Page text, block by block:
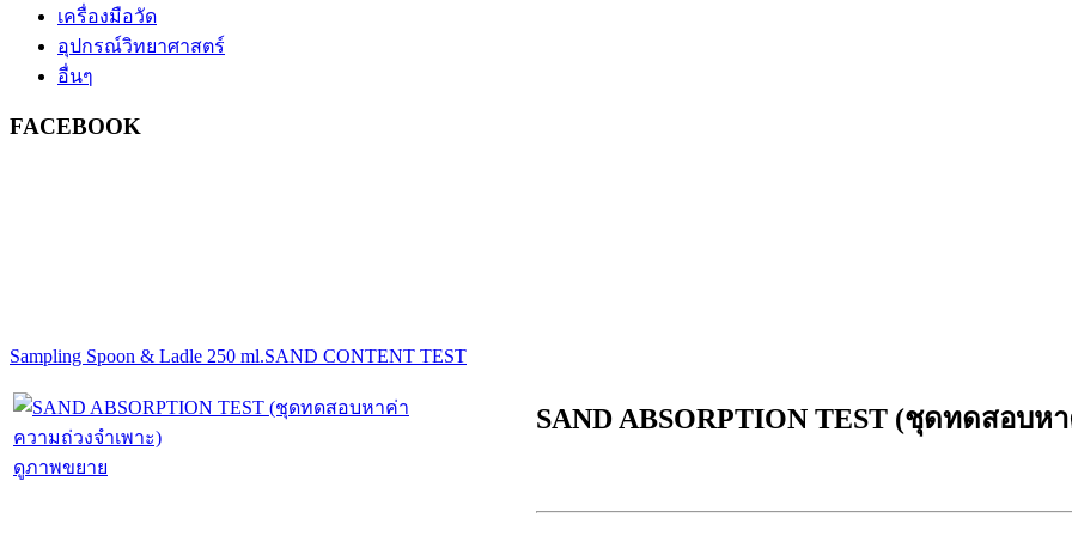
เครื่องมือวัด
อุปกรณ์วิทยาศาสตร์
อื่นๆ
FACEBOOK
Sampling Spoon & Ladle 250 ml.SAND CONTENT TEST
ดูภาพขยาย
SAND ABSORPTION TEST (ชุดทดสอบห